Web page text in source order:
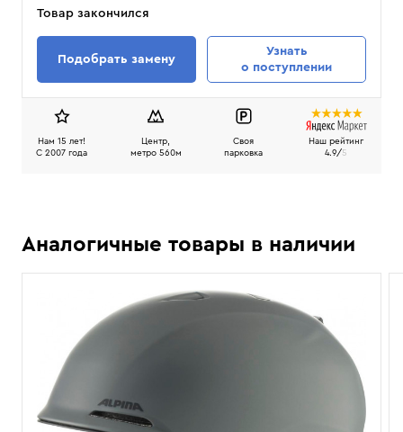
Товар закончился
Подобрать замену
Узнать
о поступлении
Нам 15 лет!
C 2007 года
Центр,
метро 560м
Своя
парковка
Наш рейтинг
4.9/5
Аналогичные товары в наличии